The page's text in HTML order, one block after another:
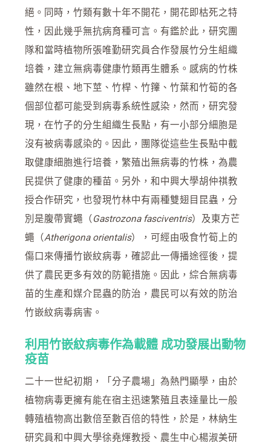
絕。同時，竹類有數十年不開花，開花即枯死之特
性，因此幾乎無抗病育種可言。有鑑於此，研究團
隊和當時植物所張唯勤研究員合作發展竹分生組織
培養，建立無病毒健康竹類再生體系。感病的竹株
雖然在根、地下莖、竹桿、竹籜、竹葉和竹筍的各
個部位都可能受到病毒系統性感染，然而，研究發
現，在竹子的分生組織生長點，有一小部分細胞是
沒有被病毒感染的。因此，團隊從這些生長點中截
取健康細胞進行培養，繁殖出無病毒的竹株，為農
民提供了健康的種苗。另外，和中興大學胡仲祺教
授合作研究，也發現竹林中有兩種雙翅目昆蟲，分
別是腹帶實蠅（ Gastrozona fasciventris）及東方芒
蠅（Atherigona orientalis），可經由吸食竹筍上的
傷口來傳播竹嵌紋病毒，確認此一傳播途徑後，提
供了農民更多有效的防範措施。因此，綜合無病毒
苗的生產和媒介昆蟲的防治，農民可以有效的防治
竹嵌紋病毒病害。
利用竹嵌紋病毒作為載體 成功發展出動物
疫苗
二十一世紀初期，「分子農場」為熱門顯學，由於
植物病毒更擁有能在宿主迅速繁殖且表達量比一般
轉殖植物高出數倍至數百倍的特性，於是，林納生
研究員和中興大學徐堯煇教授、農生中心楊淑美研